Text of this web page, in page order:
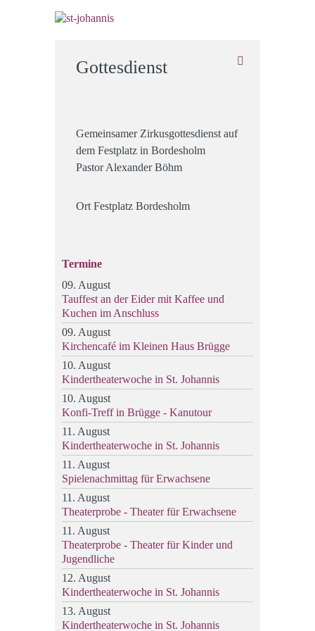
Gottesdienst
Gemeinsamer Zirkusgottesdienst auf
dem Festplatz in Bordesholm
Pastor Alexander Böhm
Ort Festplatz Bordesholm
Termine
09. August
Tauffest an der Eider mit Kaffee und
Kuchen im Anschluss
09. August
Kirchencafé im Kleinen Haus Brügge
10. August
Kindertheaterwoche in St. Johannis
10. August
Konfi-Treff in Brügge - Kanutour
11. August
Kindertheaterwoche in St. Johannis
11. August
Spielenachmittag für Erwachsene
11. August
Theaterprobe - Theater für Erwachsene
11. August
Theaterprobe - Theater für Kinder und
Jugendliche
12. August
Kindertheaterwoche in St. Johannis
13. August
Kindertheaterwoche in St. Johannis